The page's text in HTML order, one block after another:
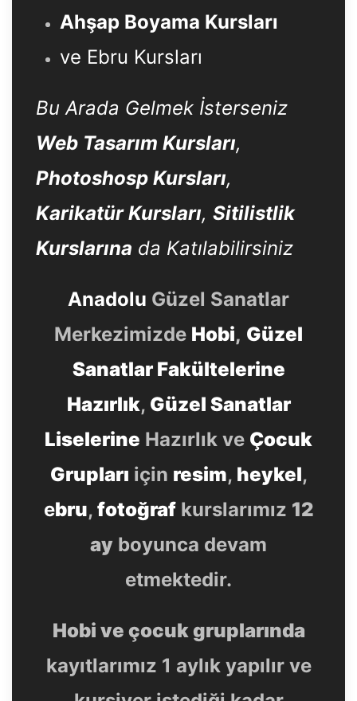
Ahşap Boyama Kursları
ve Ebru Kursları
Bu Arada Gelmek İsterseniz
Web Tasarım Kursları,
Photoshosp Kursları,
Karikatür Kursları, Sitilistlik
Kurslarına da Katılabilirsiniz
Anadolu Güzel Sanatlar
Merkezimizde Hobi, Güzel
Sanatlar Fakültelerine
Hazırlık, Güzel Sanatlar
Liselerine Hazırlık ve Çocuk
Grupları için resim, heykel,
ebru, fotoğrafkurslarımız 12
ay boyunca devam
etmektedir.
Hobi ve çocuk gruplarında
kayıtlarımız 1 aylık yapılır ve